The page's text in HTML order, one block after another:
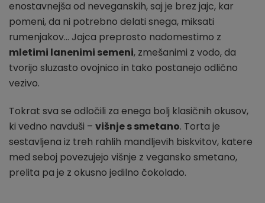
enostavnejša od neveganskih, saj je brez jajc, kar
pomeni, da ni potrebno delati snega, miksati
rumenjakov… Jajca preprosto nadomestimo z
mletimi lanenimi semeni, zmešanimi z vodo, da
tvorijo sluzasto ovojnico in tako postanejo odlično
vezivo.
Tokrat sva se odločili za enega bolj klasičnih okusov,
ki vedno navduši – višnje s smetano. Torta je
sestavljena iz treh rahlih mandljevih biskvitov, katere
med seboj povezujejo višnje z vegansko smetano,
prelita pa je z okusno jedilno čokolado.